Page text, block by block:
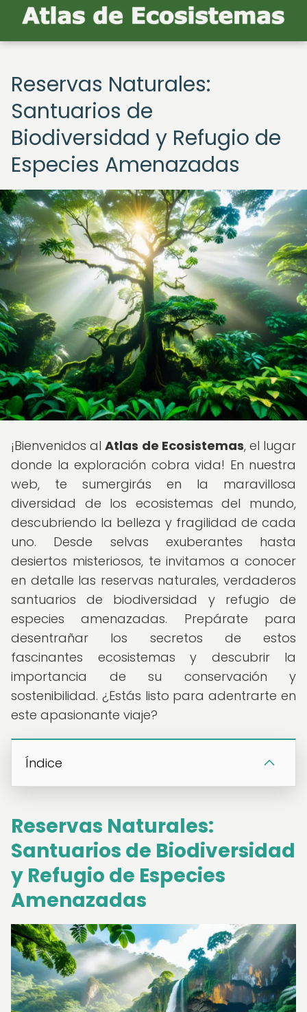
Reservas Naturales:
Santuarios de
Biodiversidad y Refugio de
Especies Amenazadas
¡Bienvenidos alAtlas de Ecosistemas, el lugar
donde la exploración cobra vida! En nuestra
web, te sumergirás en la maravillosa
diversidad de los ecosistemas del mundo,
descubriendo la belleza y fragilidad de cada
uno. Desde selvas exuberantes hasta
desiertos misteriosos, te invitamos a conocer
en detalle las reservas naturales, verdaderos
santuarios de biodiversidad y refugio de
especies amenazadas. Prepárate para
desentrañar los secretos de estos
fascinantes ecosistemas y descubrir la
importancia de su conservación y
sostenibilidad. ¿Estás listo para adentrarte en
este apasionante viaje?
Índice
Reservas Naturales:
Santuarios de Biodiversidad
y Refugio de Especies
Amenazadas